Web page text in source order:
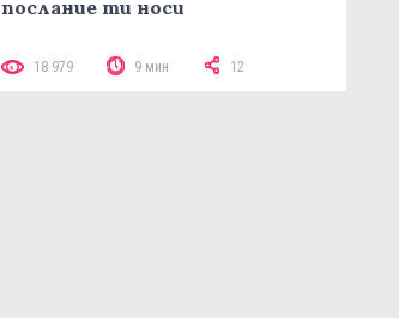
послание ти носи
18 979 9 мин 12